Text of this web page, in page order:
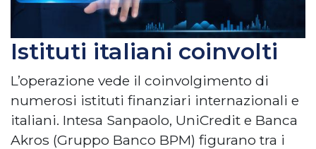
Istituti italiani coinvolti
L’operazione vede il coinvolgimento di
numerosi istituti finanziari internazionali e
italiani. Intesa Sanpaolo, UniCredit e Banca
Akros (Gruppo Banco BPM) figurano tra i